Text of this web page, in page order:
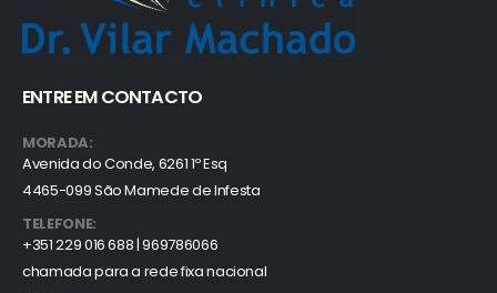
ENTRE EM CONTACTO
MORADA:
Avenida do Conde, 6261 1º Esq
4465-099 São Mamede de Infesta
TELEFONE:
+351 229 016 688 | 969786066
chamada para a rede fixa nacional